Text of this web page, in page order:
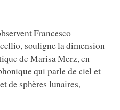
Francesco
souligne la dimension
de Marisa Merz, en
qui parle de ciel et
de sphères lunaires,